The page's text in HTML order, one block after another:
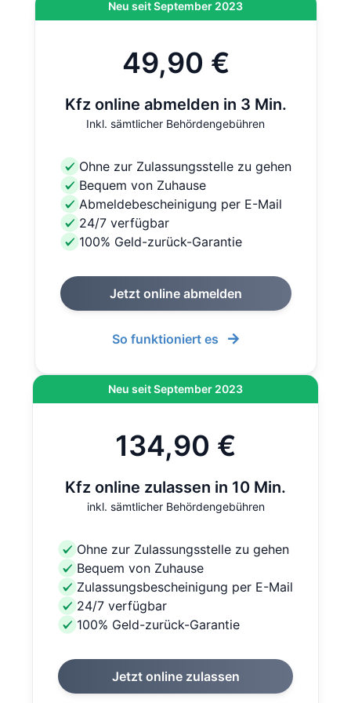
Neu seit September 2023
49,90 €
Kfz online abmelden in 3 Min.
Inkl. sämtlicher Behördengebühren
Ohne zur Zulassungsstelle zu gehen
Bequem von Zuhause
Abmeldebescheinigung per E-Mail
24/7 verfügbar
100% Geld-zurück-Garantie
Jetzt online abmelden
So funktioniert es
Neu seit September 2023
134,90 €
Kfz online zulassen in 10 Min.
inkl. sämtlicher Behördengebühren
Ohne zur Zulassungsstelle zu gehen
Bequem von Zuhause
Zulassungsbescheinigung per E-Mail
24/7 verfügbar
100% Geld-zurück-Garantie
Jetzt online zulassen